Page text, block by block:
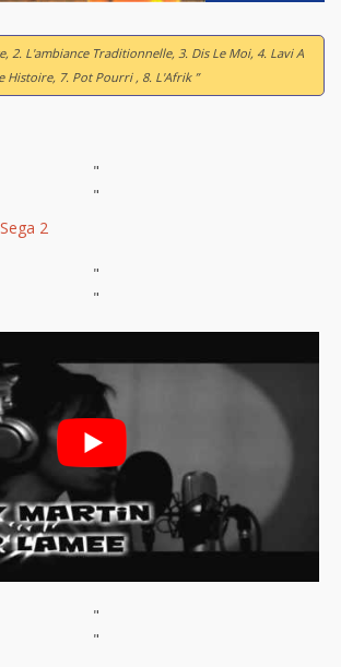
2. L'ambiance Traditionnelle, 3. Dis Le Moi, 4. Lavi A
Histoire, 7. Pot Pourri , 8. L'Afrik ”
"
"
2
"
"
"
"